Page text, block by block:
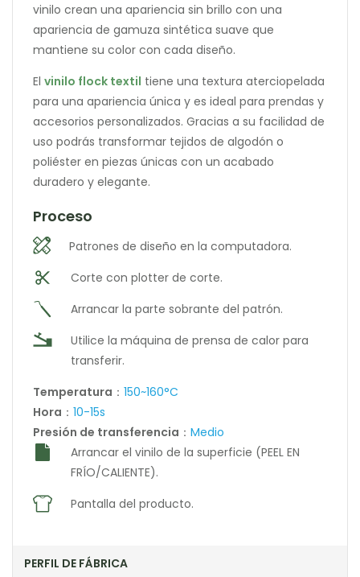
vinilo crean una apariencia sin brillo con una
apariencia de gamuza sintética suave que
mantiene su color con cada diseño.
El vinilo flock textil tiene una textura aterciopelada
para una apariencia única y es ideal para prendas y
accesorios personalizados. Gracias a su facilidad de
uso podrás transformar tejidos de algodón o
poliéster en piezas únicas con un acabado
duradero y elegante.
Proceso
Patrones de diseño en la computadora.
Corte con plotter de corte.
Arrancar la parte sobrante del patrón.
Utilice la máquina de prensa de calor para
transferir.
Temperatura ： 150~160°C
Hora ： 10-15s
Presión de transferencia ： Medio
Arrancar el vinilo de la superficie (PEEL EN
FRÍO/CALIENTE).
Pantalla del producto.
PERFIL DE FÁBRICA